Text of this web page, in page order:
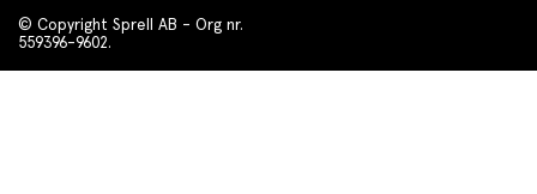
© Copyright Sprell AB - Org nr.
559396-9602.